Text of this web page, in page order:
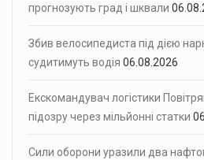
прогнозують град і шквали
Збив велосипедиста під дією
судитимуть водія 06.08.2026
Екскомандувач логістики
підозру через мільйонні статки
Сили оборони уразили два